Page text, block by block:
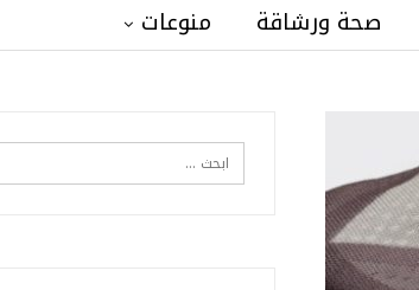
صحة ورشاقة منوعات